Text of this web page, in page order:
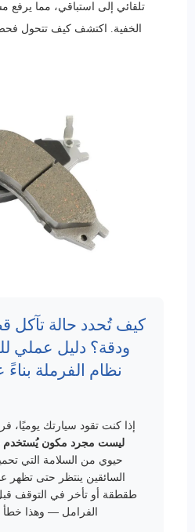
تلقائي إلى استباقي، مما يرفع
الخفية. اكتشف كيف تتحول
كيف تُحدد حالة تآكل
ودقة؟ دليل عملي
نظام الفرملة
إذا كنت تقود سيارتك يوميًا،
ليست مجرد مكون يُستخدم
حيوي من السلامة التي
السائقين ينتظر حتى
طقطقة أو تأخر في التوقف
الفرامل — وهذا خطأ